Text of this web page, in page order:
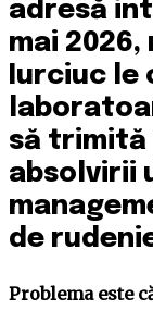
adresă
mai
Iurciuc le
să trimită
absolvirii
de
Problema este